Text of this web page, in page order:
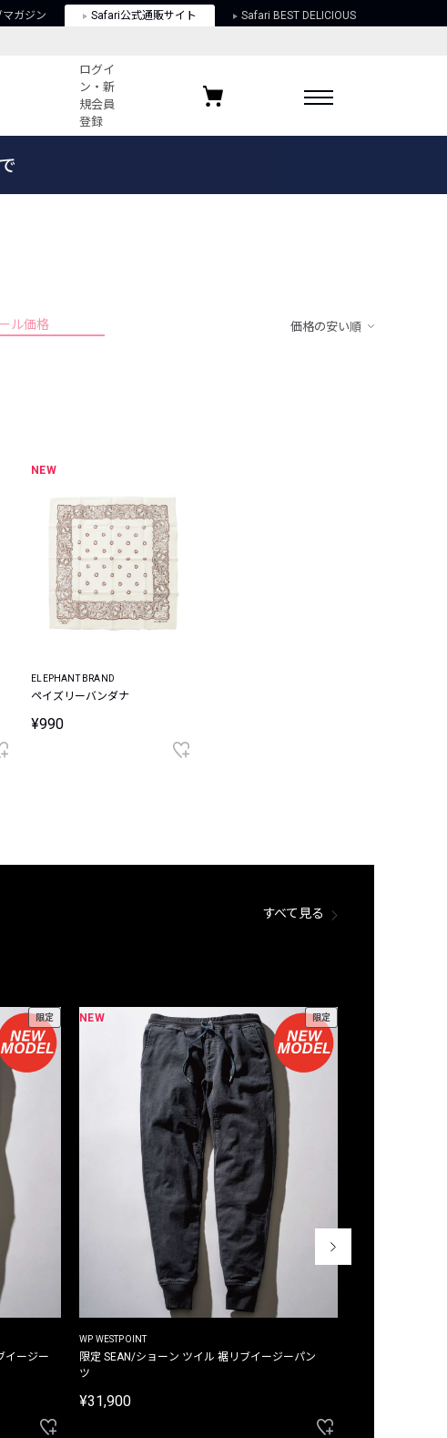
ガジン Safari公式通販サイト Safari BEST DELICIOUS
ログイ
ン・新
規会員
登録
シーポリシー
お気に入りブランド
ル価格 価格の安い順
NEW
ELEPHANT BRAND
ペイズリーバンダナ
¥990
すべて見る
限定
イージー
NEW 限定
WP WESTPOINT
限定 SEAN/ショーン ツイル 裾リブイージーパン
ツ
¥31,900